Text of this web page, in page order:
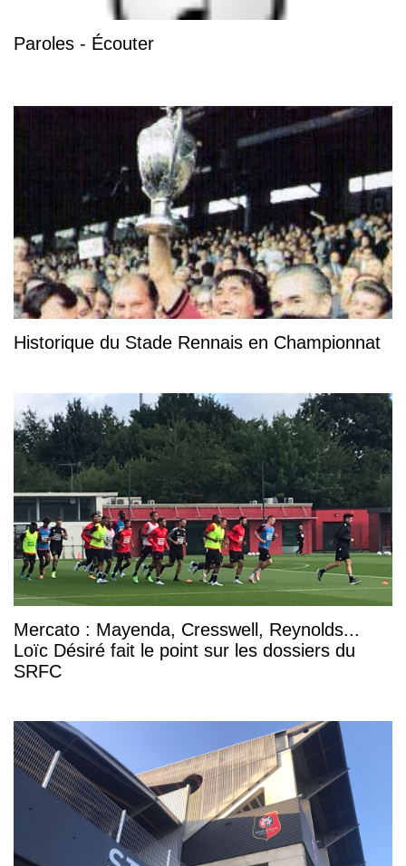
Paroles - Écouter
Historique du Stade Rennais en Championnat
Mercato : Mayenda, Cresswell, Reynolds...
Loïc Désiré fait le point sur les dossiers du
SRFC